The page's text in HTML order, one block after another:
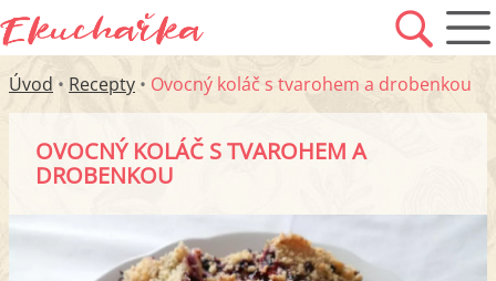
Úvod • Recepty • Ovocný koláč s tvarohem a drobenkou
OVOCNÝ KOLÁČ S TVAROHEM A
DROBENKOU